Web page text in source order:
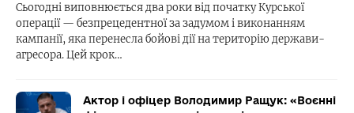
Сьогодні виповнюється два роки від початку Курської
операції — безпрецедентної за задумом і виконанням
кампанії, яка перенесла бойові дії на територію держави-
агресора. Цей крок…
Актор і офіцер Володимир Ращук: «Воєнні